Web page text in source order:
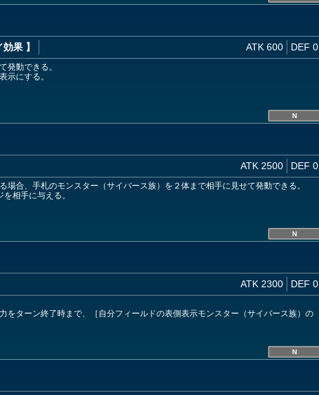
効果 】 ATK 600 DEF 0
発動できる。
示にする。
N
ATK 2500 DEF 0
場合、手札のモンスター（サイバース族）を２体まで相手に見せて発動できる。
相手に与える。
N
ATK 2300 DEF 0
をターン終了時まで、［自分フィールドの表側表示モンスター（サイバース族）の
N